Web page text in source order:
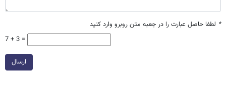
* لطفا حاصل عبارت را در جعبه متن روبرو وارد کنید
7 + 3 =
ارسال